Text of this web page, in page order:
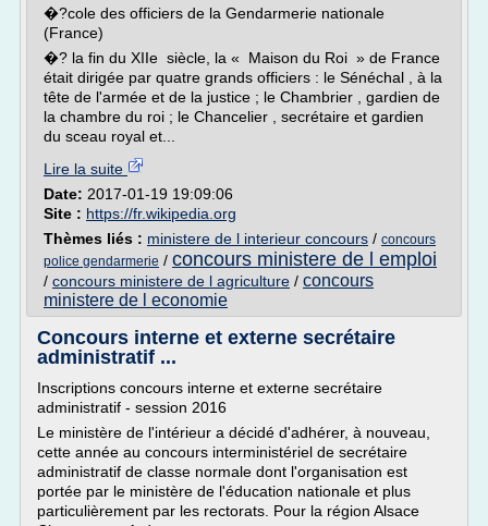
�?cole des officiers de la Gendarmerie nationale
(France)
�? la fin du XIIe siècle, la « Maison du Roi » de France
était dirigée par quatre grands officiers : le Sénéchal , à la
tête de l'armée et de la justice ; le Chambrier , gardien de
la chambre du roi ; le Chancelier , secrétaire et gardien
du sceau royal et...
Lire la suite
Date: 2017-01-19 19:09:06
Site : https://fr.wikipedia.org
Thèmes liés : ministere de l interieur concours / concours
police gendarmerie / concours ministere de l emploi
/ concours ministere de l agriculture / concours
ministere de l economie
Concours interne et externe secrétaire
administratif ...
Inscriptions concours interne et externe secrétaire
administratif - session 2016
Le ministère de l'intérieur a décidé d'adhérer, à nouveau,
cette année au concours interministériel de secrétaire
administratif de classe normale dont l'organisation est
portée par le ministère de l'éducation nationale et plus
particulièrement par les rectorats. Pour la région Alsace